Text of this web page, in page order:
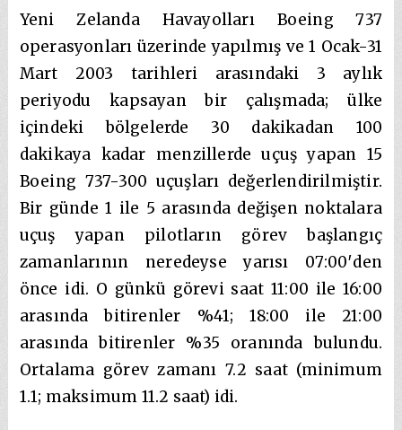
Yeni Zelanda Havayolları Boeing 737
operasyonları üzerinde yapılmış ve 1 Ocak-31
Mart 2003 tarihleri arasındaki 3 aylık
periyodu kapsayan bir çalışmada; ülke
içindeki bölgelerde 30 dakikadan 100
dakikaya kadar menzillerde uçuş yapan 15
Boeing 737-300 uçuşları değerlendirilmiştir.
Bir günde 1 ile 5 arasında değişen noktalara
uçuş yapan pilotların görev başlangıç
zamanlarının neredeyse yarısı 07:00′den
önce idi. O günkü görevi saat 11:00 ile 16:00
arasında bitirenler %41; 18:00 ile 21:00
arasında bitirenler %35 oranında bulundu.
Ortalama görev zamanı 7.2 saat (minimum
1.1; maksimum 11.2 saat) idi.